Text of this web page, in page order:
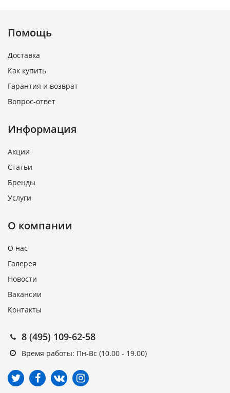
Помощь
Доставка
Как купить
Гарантия и возврат
Вопрос-ответ
Информация
Акции
Статьи
Бренды
Услуги
О компании
О нас
Галерея
Новости
Вакансии
Контакты
8 (495) 109-62-58
Время работы: Пн-Вс (10.00 - 19.00)